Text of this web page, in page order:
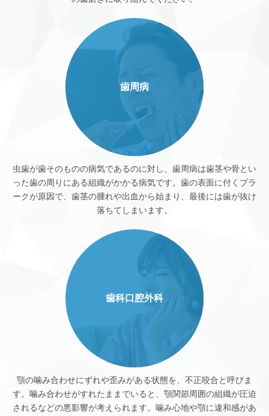
歯周病
虫歯が歯そのものの病気であるのに対し、歯周病は歯茎や骨とい
った歯の周りにある組織がかかる病気です。歯の表面に付くプラ
ークが原因で、歯茎の腫れや出血から始まり、最後には歯が抜け
落ちてしまいます。
歯科口腔外科
顎の噛み合わせにずれや歪みがある状態を、不正咬合と呼びま
す。噛み合わせがすれたままでいると、顎関節周囲の組織が圧迫
されるなどの悪影響が考えられます。噛み心地や顎に違和感があ